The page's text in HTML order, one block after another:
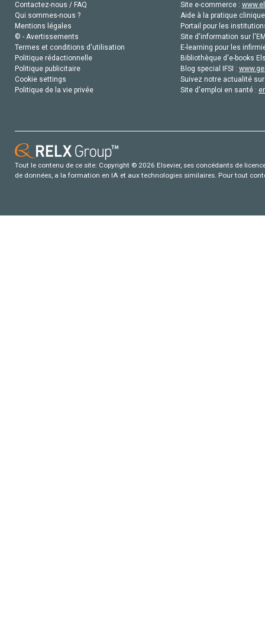
Contactez-nous / FAQ
Qui sommes-nous ?
Mentions légales
© - Avertissements
Termes et conditions d'utilisation
Politique rédactionnelle
Politique publicitaire
Cookie settings
Politique de la vie privée
Site e-commerce :
Aide à la pratique
Portail pour les
Site d'information sur
E-learning pour les
Bibliothèque d'e-books
Blog special IFSI :
Suivez notre actualité
Site d'emploi en santé :
Tout le contenu de ce site: Copyright © 2026 Elsevier, ses concédants de
de données, a la formation en IA et aux technologies similaires. Pour tout